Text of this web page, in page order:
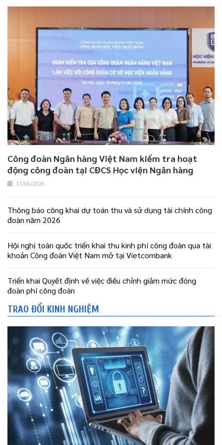
Công đoàn Ngân hàng Việt Nam kiểm tra hoạt
động công đoàn tại CĐCS Học viện Ngân hàng
17/06/2026
Thông báo công khai dự toán thu và sử dụng tài chính công
đoàn năm 2026
Hội nghị toàn quốc triển khai thu kinh phí công đoàn qua tài
khoản Công đoàn Việt Nam mở tại Vietcombank
Triển khai Quyết định về việc điều chỉnh giảm mức đóng
đoàn phí công đoàn
TRAO ĐỔI KINH NGHIỆM